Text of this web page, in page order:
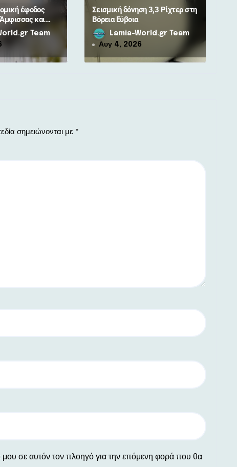
έφοδος
και
συλλήψειςTeam
Σεισμική δόνηση 3,3 Ρίχτερ στη
Βόρεια Εύβοια
Lamia-World.gr Team
Αυγ 4, 2026
σημειώνονται με *
σε αυτόν τον πλοηγό για την επόμενη φορά που θα